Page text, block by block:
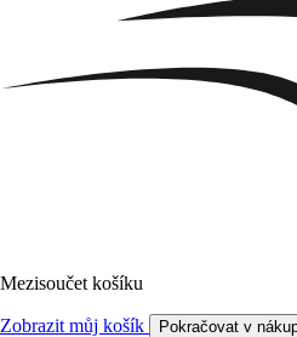
Mezisoučet košíku
Zobrazit můj košík Pokračovat v